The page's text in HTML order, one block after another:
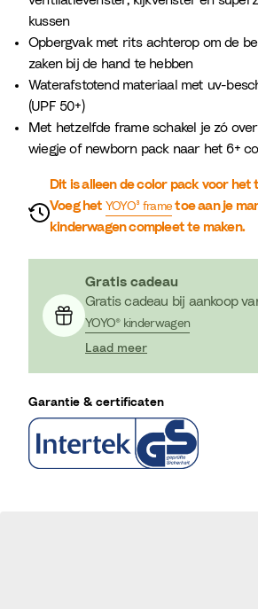
kussen
Opbergvak met rits achterop om de
zaken bij de hand te hebben
Waterafstotend materiaal met uv-
(UPF 50+)
Met hetzelfde frame schakel je zó
wiegje of newborn pack naar het 6+
Dit is alleen de color pack voor het
Voeg het YOYO³ frame toe aan je
kinderwagen compleet te maken.
Gratis cadeau
Gratis cadeau bij aankoop
YOYO® kinderwagen
Laad meer
Garantie & certificaten